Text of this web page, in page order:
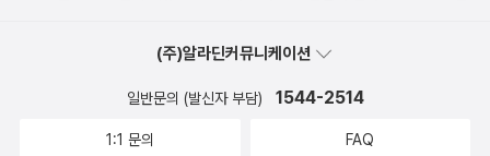
사람이 두 차례나 일본의 남극기지에 파견되었던 에피소드를 모아놓
내가 히키코모리 성향이라도 있는 것인지, 나는 가끔씩 저렇게 먼 곳
에 파견되어 한 동안 사회와 떨어져 생활해보고 싶은 요망을 갖고 있
미적지근하고..) 다시 '전설'의 케잌을 맞보게 된 다수는 기뻐진다. 그
가 '전설'이 된 이유도.. 그가 만든 빵을 먹으면 '행복해지기 때문'이라
(주)알라딘커뮤니케이션
일반문의 (발신자 부담) 1544-2514
1:1 문의 FAQ